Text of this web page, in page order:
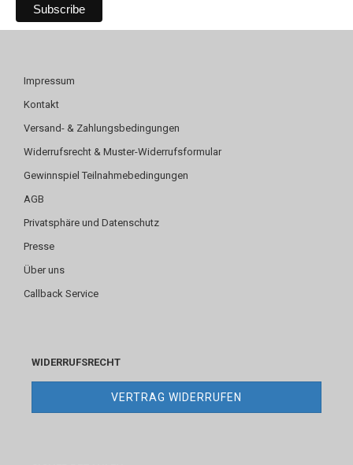
Impressum
Kontakt
Versand- & Zahlungsbedingungen
Widerrufsrecht & Muster-Widerrufsformular
Gewinnspiel Teilnahmebedingungen
AGB
Privatsphäre und Datenschutz
Presse
Über uns
Callback Service
WIDERRUFSRECHT
VERTRAG WIDERRUFEN